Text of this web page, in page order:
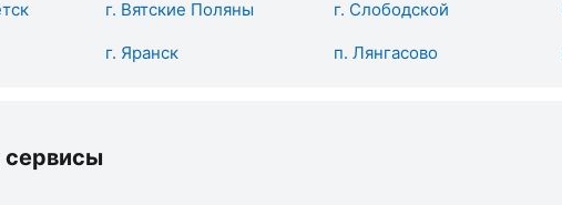
г. Вятские Поляны г. Слободской
г. Яранск п. Лянгасово
сервисы